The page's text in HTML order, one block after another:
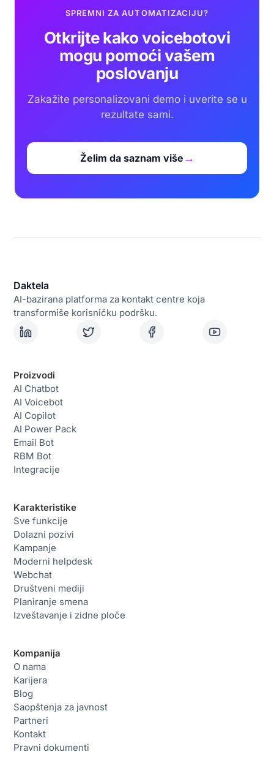
SPREMNI ZA AUTOMATIZACIJU?
Otkrijte kako voicebotovi
mogu pomoći vašem
poslovanju
Zakažite personalizovani demo i uverite se u
rezultate sami.
Želim da saznam više →
Daktela
AI-bazirana platforma za kontakt centre koja
transformiše korisničku podršku.
Proizvodi
AI Chatbot
AI Voicebot
AI Copilot
AI Power Pack
Email Bot
RBM Bot
Integracije
Karakteristike
Sve funkcije
Dolazni pozivi
Kampanje
Moderni helpdesk
Webchat
Društveni mediji
Planiranje smena
Izveštavanje i zidne ploče
Kompanija
O nama
Karijera
Blog
Saopštenja za javnost
Partneri
Kontakt
Pravni dokumenti